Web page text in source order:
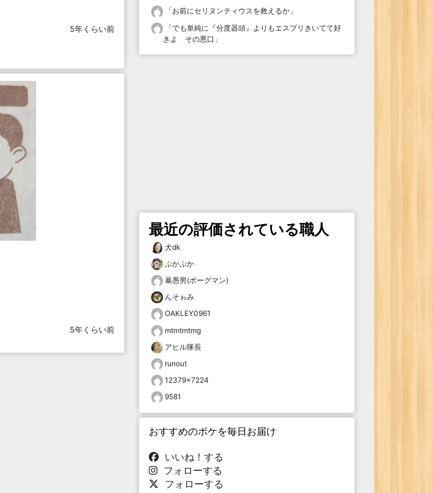
5年くらい前
5年くらい前
「お前にセリヌンティウスを救えるか 」
「でも単純に『分度器頭』よりもエスプリきいてて好
きよ その悪口 」
最近の評価されている職人
犬dk
ぷかぷか
暴愚男(ボーグマン)
んそゎみ
OAKLEY0961
mtmtmtmg
アヒル隊長
runout
12379×7224
9581
おすすめのボケを毎日お届け
いいね！する
フォローする
フォローする